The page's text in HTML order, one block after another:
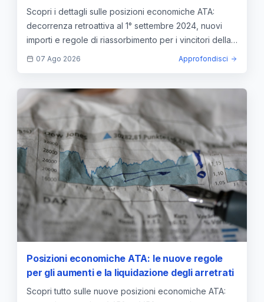
per i vincitori della selezione
Scopri i dettagli sulle posizioni economiche ATA:
decorrenza retroattiva al 1° settembre 2024, nuovi
importi e regole di riassorbimento per i vincitori della
selezione.
07 Ago 2026 Approfondisci
Posizioni economiche ATA: le nuove regole
per gli aumenti e la liquidazione degli arretrati
Scopri tutto sulle nuove posizioni economiche ATA: